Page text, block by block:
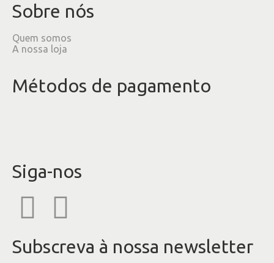
Sobre nós
Quem somos
A nossa loja
Métodos de pagamento
Siga-nos
Subscreva à nossa newsletter